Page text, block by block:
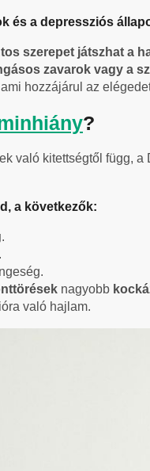
és a depressziós
szerepet játszhat a
zavarok vagy a
hozzájárul az
?
való kitettségtől függ,
a következők:
.
.
nagyobb
való hajlam.